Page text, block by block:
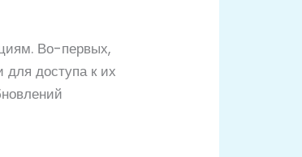
Во-первых,
доступа к их